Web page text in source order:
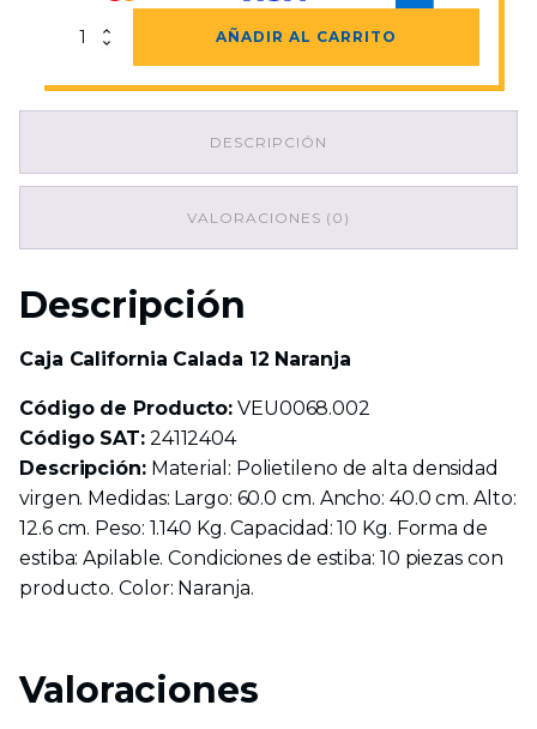
Caja
AÑADIR AL CARRITO
DESCRIPCIÓN
VALORACIONES (0)
Descripción
Caja California Calada 12 Naranja
Código de Producto: VEU0068.002
Código SAT:24112404
Descripción:Material: Polietileno de alta densidad
virgen. Medidas: Largo: 60.0 cm. Ancho: 40.0 cm. Alto:
12.6 cm. Peso: 1.140 Kg. Capacidad: 10 Kg. Forma de
estiba: Apilable. Condiciones de estiba: 10 piezas con
producto. Color: Naranja.
Valoraciones